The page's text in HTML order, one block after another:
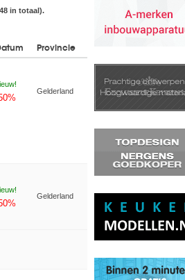
in totaal).
Provincie
Gelderland
Gelderland